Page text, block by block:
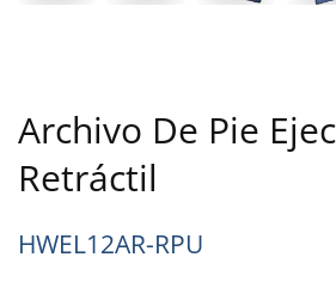
Archivo De Pie
Retráctil
HWEL12AR-RPU